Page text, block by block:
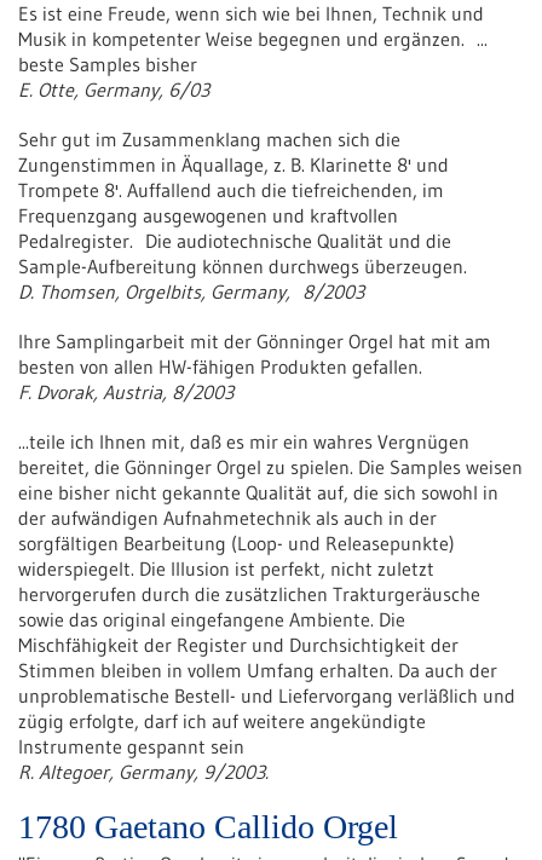
Es ist eine Freude, wenn sich wie bei Ihnen, Technik und
Musik in kompetenter Weise begegnen und ergänzen. ...
beste Samples bisher
E. Otte, Germany, 6/03
Sehr gut im Zusammenklang machen sich die
Zungenstimmen in Äquallage, z. B. Klarinette 8' und
Trompete 8'. Auffallend auch die tiefreichenden, im
Frequenzgang ausgewogenen und kraftvollen
Pedalregister. Die audiotechnische Qualität und die
Sample-Aufbereitung können durchwegs überzeugen.
D. Thomsen, Orgelbits, Germany, 8/2003
Ihre Samplingarbeit mit der Gönninger Orgel hat mit am
besten von allen HW-fähigen Produkten gefallen.
F. Dvorak, Austria, 8/2003
...teile ich Ihnen mit, daß es mir ein wahres Vergnügen
bereitet, die Gönninger Orgel zu spielen. Die Samples weisen
eine bisher nicht gekannte Qualität auf, die sich sowohl in
der aufwändigen Aufnahmetechnik als auch in der
sorgfältigen Bearbeitung (Loop- und Releasepunkte)
widerspiegelt. Die Illusion ist perfekt, nicht zuletzt
hervorgerufen durch die zusätzlichen Trakturgeräusche
sowie das original eingefangene Ambiente. Die
Mischfähigkeit der Register und Durchsichtigkeit der
Stimmen bleiben in vollem Umfang erhalten. Da auch der
unproblematische Bestell- und Liefervorgang verläßlich und
zügig erfolgte, darf ich auf weitere angekündigte
Instrumente gespannt sein
R. Altegoer, Germany, 9/2003.
1780 Gaetano Callido Orgel